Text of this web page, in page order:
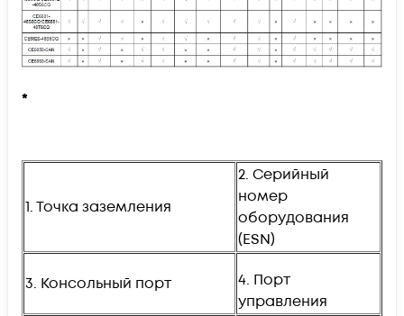
*
1. Точка заземления
2. Серийный
номер
оборудования
(ESN)
3. Консольный порт
4. Порт
управления